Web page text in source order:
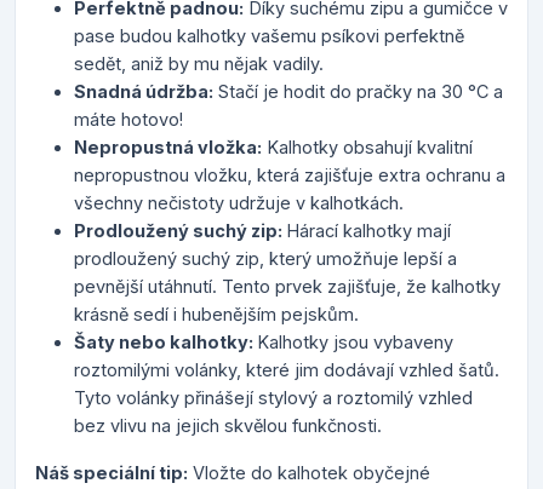
Perfektně padnou: Díky suchému zipu a gumičce v
pase budou kalhotky vašemu psíkovi perfektně
sedět, aniž by mu nějak vadily.
Snadná údržba: Stačí je hodit do pračky na 30 °C a
máte hotovo!
Nepropustná vložka: Kalhotky obsahují kvalitní
nepropustnou vložku, která zajišťuje extra ochranu a
všechny nečistoty udržuje v kalhotkách.
Prodloužený suchý zip: Hárací kalhotky mají
prodloužený suchý zip, který umožňuje lepší a
pevnější utáhnutí. Tento prvek zajišťuje, že kalhotky
krásně sedí i hubenějším pejskům.
Šaty nebo kalhotky: Kalhotky jsou vybaveny
roztomilými volánky, které jim dodávají vzhled šatů.
Tyto volánky přinášejí stylový a roztomilý vzhled
bez vlivu na jejich skvělou funkčnosti.
Náš speciální tip: Vložte do kalhotek obyčejné